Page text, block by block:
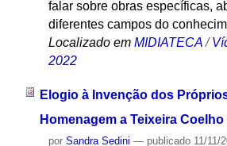
falar sobre obras específicas,
diferentes campos do
Localizado em MIDIATECA /
2022
Elogio à Invenção dos
Homenagem a Teixeira Coelho
por Sandra Sedini — publicado11/11/